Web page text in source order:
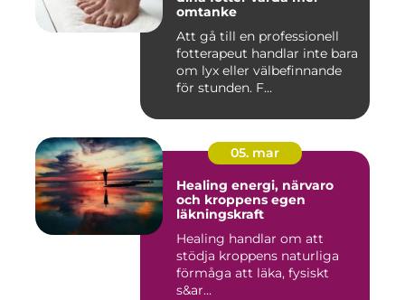
omtanke
Att gå till en professionell
fotterapeut handlar inte bara
om lyx eller välbefinnande
för stunden. F...
05. mar
Healing energi, närvaro
och kroppens egen
läkningskraft
Healing handlar om att
stödja kroppens naturliga
förmåga att läka, fysiskt
s&ar...